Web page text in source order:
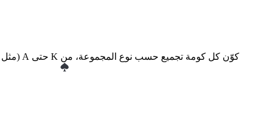
كوّن كل كومة تجميع حسب نوع المجموعة، من K حتى A (مثل